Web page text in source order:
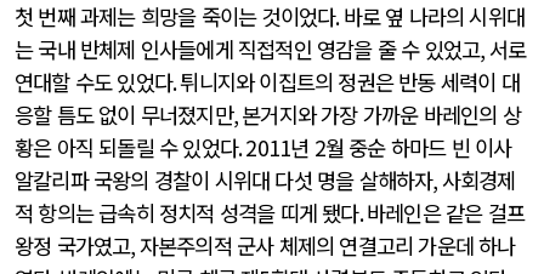
첫 번째 과제는 희망을 죽이는 것이었다.바로 옆 나라의 시위대
는 국내 반체제 인사들에게 직접적인 영감을 줄 수 있었고, 서로
연대할 수도 있었다.튀니지와 이집트의 정권은 반동 세력이 대
응할 틈도 없이 무너졌지만,본거지와 가장 가까운 바레인의 상
황은 아직 되돌릴 수 있었다. 2011년 2월 중순 하마드 빈 이사
알칼리파 국왕의 경찰이 시위대 다섯 명을 살해하자,사회경제
적 항의는 급속히 정치적 성격을 띠게 됐다.바레인은 같은 걸프
왕정 국가였고,자본주의적 군사 체제의 연결고리 가운데 하나